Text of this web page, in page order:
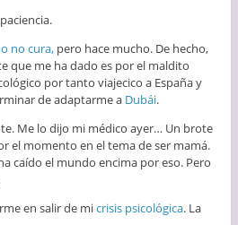
no cura,pero hace mucho. De hecho,
que me ha dado es por el maldito
por tanto viajecico a España y
de adaptarme a Dubái.
Me lo dijo mi médico ayer… Un brote
el momento en el tema de ser mamá.
caído el mundo encima por eso. Pero
en salir de micrisis psicológica. La